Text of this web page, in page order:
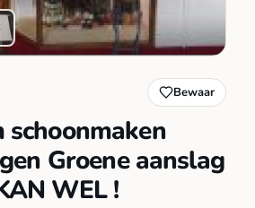
Bewaar
schoonmaken
Groene aanslag
WEL !